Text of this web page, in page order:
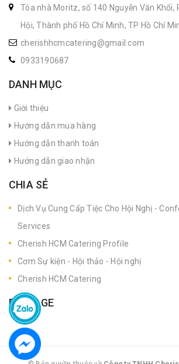
Tòa nhà Moritz, số 140 Nguyễn Văn Khối,
Hội, Thành phố Hồ Chí Minh, TP Hồ Chí
cherishhcmcatering@gmail.com
0933190687
DANH MỤC
Giới thiệu
Hướng dẫn mua hàng
Hướng dẫn thanh toán
Hướng dẫn giao nhận
CHIA SẺ
Dịch Vụ Cung Cấp Tiệc Cho Hội Nghị -
Services
Cherish HCM Catering Profile
Cơm Sự kiện - Hội thảo - Hội nghị
Cherish HCM Catering
FANPAGE